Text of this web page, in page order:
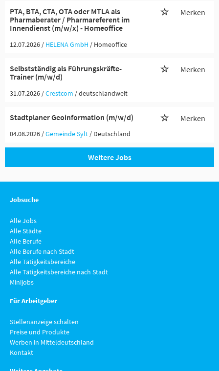
PTA, BTA, CTA, OTA oder MTLA als
Pharmaberater / Pharmareferent im
Innendienst (m/w/x) - Homeoffice
Merken
12.07.2026 / HELENA GmbH / Homeoffice
Selbstständig als Führungskräfte-
Trainer (m/w/d)
Merken
31.07.2026 /Crestcom / deutschlandweit
Stadtplaner Geoinformation (m/w/d) Merken
04.08.2026 /Gemeinde Sylt / Deutschland
Weitere Jobs
Jobsuche
Alle Jobs
Alle Städte
Alle Berufe
Alle Berufe nach Stadt
Alle Tätigkeitsbereiche
Alle Tätigkeitsbereiche nach Stadt
Minijobs
Für Arbeitgeber
Stellenanzeige schalten
Preise und Produkte
Werben in Mitteldeutschland
Kontakt